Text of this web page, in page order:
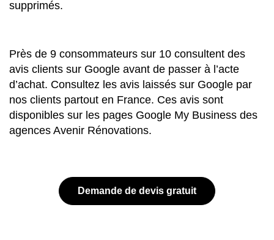
supprimés.
Près de 9 consommateurs sur 10 consultent des
avis clients sur Google avant de passer à l’acte
d’achat. Consultez les avis laissés sur Google par
nos clients partout en France. Ces avis sont
disponibles sur les pages Google My Business des
agences Avenir Rénovations.
Demande de devis gratuit